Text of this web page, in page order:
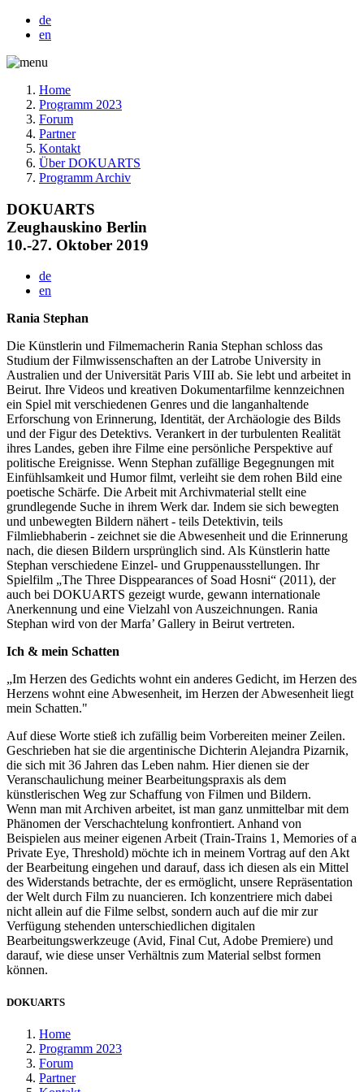
de
en
Home
Programm 2023
Forum
Partner
Kontakt
Über DOKUARTS
Programm Archiv
DOKUARTS
Zeughauskino Berlin
10.-27. Oktober 2019
de
en
Rania Stephan
Die Künstlerin und Filmemacherin Rania Stephan schloss das
Studium der Filmwissenschaften an der Latrobe University in
Australien und der Universität Paris VIII ab. Sie lebt und arbeitet in
Beirut. Ihre Videos und kreativen Dokumentarfilme kennzeichnen
ein Spiel mit verschiedenen Genres und die langanhaltende
Erforschung von Erinnerung, Identität, der Archäologie des Bilds
und der Figur des Detektivs. Verankert in der turbulenten Realität
ihres Landes, geben ihre Filme eine persönliche Perspektive auf
politische Ereignisse. Wenn Stephan zufällige Begegnungen mit
Einfühlsamkeit und Humor filmt, verleiht sie dem rohen Bild eine
poetische Schärfe. Die Arbeit mit Archivmaterial stellt eine
grundlegende Suche in ihrem Werk dar. Indem sie sich bewegten
und unbewegten Bildern nähert - teils Detektivin, teils
Filmliebhaberin - zeichnet sie die Abwesenheit und die Erinnerung
nach, die diesen Bildern ursprünglich sind. Als Künstlerin hatte
Stephan verschiedene Einzel- und Gruppenausstellungen. Ihr
Spielfilm „The Three Disppearances of Soad Hosni“ (2011), der
auch bei DOKUARTS gezeigt wurde, gewann internationale
Anerkennung und eine Vielzahl von Auszeichnungen. Rania
Stephan wird von der Marfa’ Gallery in Beirut vertreten.
Ich & mein Schatten
„Im Herzen des Gedichts wohnt ein anderes Gedicht, im Herzen des
Herzens wohnt eine Abwesenheit, im Herzen der Abwesenheit liegt
mein Schatten."
Auf diese Worte stieß ich zufällig beim Vorbereiten meiner Zeilen.
Geschrieben hat sie die argentinische Dichterin Alejandra Pizarnik,
die sich mit 36 Jahren das Leben nahm. Hier dienen sie der
Veranschaulichung meiner Bearbeitungspraxis als dem
künstlerischen Weg zur Schaffung von Filmen und Bildern.
Wenn man mit Archiven arbeitet, ist man ganz unmittelbar mit dem
Phänomen der Verschachtelung konfrontiert. Anhand von
Beispielen aus meiner eigenen Arbeit (Train-Trains 1, Memories of a
Private Eye, Threshold) möchte ich in meinem Vortrag auf den Akt
der Bearbeitung eingehen und darauf, dass ich diesen als ein Mittel
des Widerstands betrachte, der es ermöglicht, unsere Repräsentation
der Welt durch Film zu nuancieren. Ich konzentriere mich dabei
nicht allein auf die Filme selbst, sondern auch auf die mir zur
Verfügung stehenden unterschiedlichen digitalen
Bearbeitungswerkzeuge (Avid, Final Cut, Adobe Premiere) und
darauf, wie diese unser Verhältnis zum Material selbst formen
können.
DOKUARTS
Home
Programm 2023
Forum
Partner